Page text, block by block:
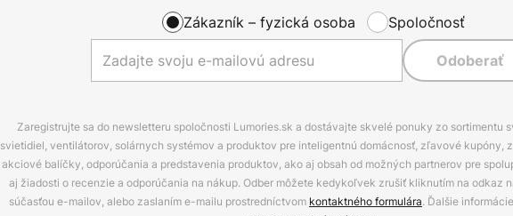
Zákazník – fyzická osoba Spoločnosť
Odoberať
Zaregistrujte sa do newsletteru spoločnosti Lumories.sk a dostávajte skvelé ponuky zo sortimentu
svietidiel, ventilátorov, solárnych systémov a produktov pre inteligentnú domácnosť, zľavové kupóny,
akciové balíčky, odporúčania a predstavenia produktov, ako aj obsah od možných partnerov pre
aj žiadosti o recenzie a odporúčania na nákup. Odber môžete kedykoľvek zrušiť kliknutím na odkaz
súčasťou e-mailov, alebo zaslaním e-mailu prostredníctvom kontaktného formulára. Ďalšie